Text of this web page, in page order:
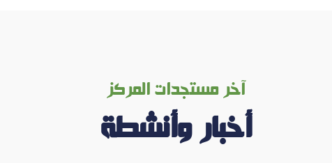
آخر مستجدات المركز
أخبار وأنشطة